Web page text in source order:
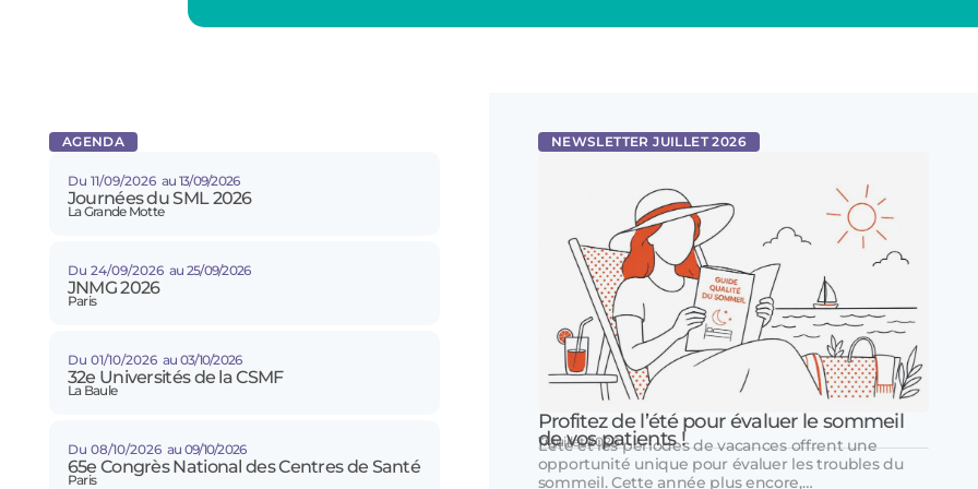
AGENDA
Du 11/09/2026 au 13/09/2026
Journées du SML 2026
La Grande Motte
Du 24/09/2026 au 25/09/2026
JNMG 2026
Paris
Du 01/10/2026 au 03/10/2026
32e Universités de la CSMF
La Baule
Du 08/10/2026 au 09/10/2026
65e Congrès National des Centres de Santé
Paris
NEWSLETTER JUILLET 2026
Profitez de l’été pour évaluer le sommeil
de vos patients !
17 juillet 2026
L’été et les périodes de vacances offrent une
opportunité unique pour évaluer les troubles du
sommeil. Cette année plus encore,…